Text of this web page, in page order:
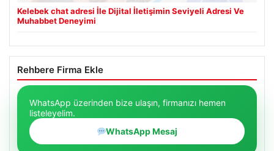
Kelebek chat adresi İle Dijital İletişimin Seviyeli Adresi Ve
Muhabbet Deneyimi
Rehbere Firma Ekle
WhatsApp üzerinden bize ulaşın, firmanızı hemen
listeleyelim.
WhatsApp Mesaj